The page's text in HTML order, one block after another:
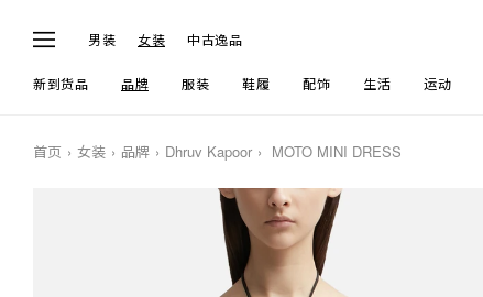
男装 女装 中古逸品
新到货品 品牌 服装 鞋履 配饰 生活 运动
首页 女装 品牌 Dhruv Kapoor MOTO MINI DRESS